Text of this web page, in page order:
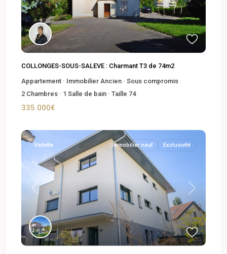
COLLONGES-SOUS-SALEVE : Charmant T3 de 74m2
Appartement · Immobilier Ancien · Sous compromis
2 Chambres · 1 Salle de bain · Taille 74
335.000€
Previous Next
Vedette Immobilier neuf Exclusivité